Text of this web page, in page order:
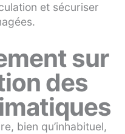
et sécuriser
sur
des
bien qu’inhabituel,